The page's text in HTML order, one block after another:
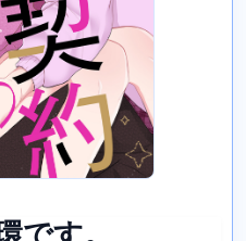
です。